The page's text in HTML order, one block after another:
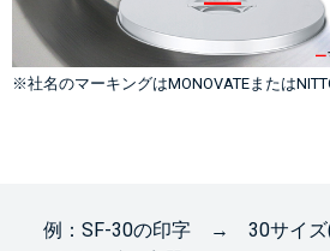
※社名のマーキングはMONOVATEまたは
例：SF-30の印字 → 30サイズ